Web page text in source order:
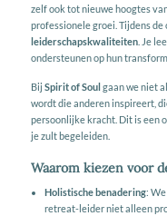
zelf ook tot nieuwe hoogtes
professionele groei. Tijdens
leiderschapskwaliteiten . Je
ondersteunen op hun
Bij Spirit of Soul gaan we niet
wordt die anderen inspireert,
persoonlijke kracht. Dit is een
je zult begeleiden.
Waarom kiezen voor
Holistische benadering:
retreat-leider niet alleen